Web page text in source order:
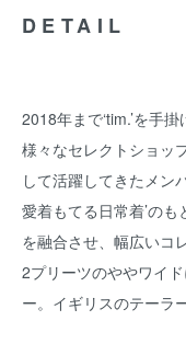
DETAIL
2018年まで‘tim.’を手
様々なセレクトショッ
して活躍してきたメン
愛着もてる日常着’の
を融合させ、幅広いコ
2プリーツのややワイ
ー。イギリスのテーラ